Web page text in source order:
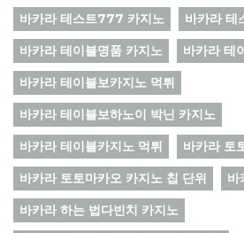
바카라 테스트777 카지노
바카라 테
바카라 테이블명품 카지노
바카라 테
바카라 테이블보카지노 먹튀
바카라 테이블보하노이 박닌 카지노
바카라 테이블카지노 먹튀
바카라 토
바카라 토토마카오 카지노 칩 단위
바
바카라 하는 법다빈치 카지노